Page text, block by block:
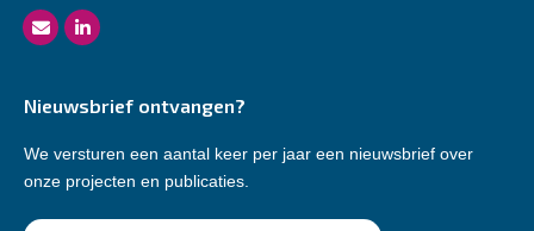
Nieuwsbrief ontvangen?
We versturen een aantal keer per jaar een nieuwsbrief over
onze projecten en publicaties.